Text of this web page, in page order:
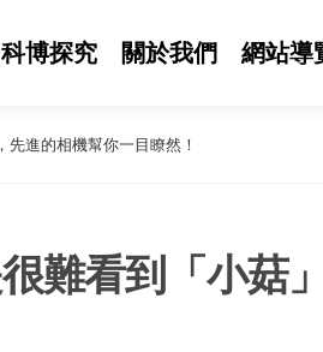
科博探究 關於我們 網站導
進的相機幫你一目瞭然！
難看到「小菇